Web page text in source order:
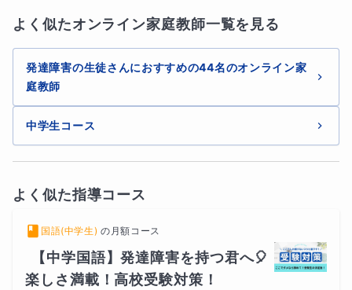
います。
・文章の読み取り
・問題文の読み方の確認
・色分けを使った内容整理
・自分の考えを言葉にする練習
よく似たオンライン家庭教師一覧を見る
発達障害の生徒さんにおすすめの44名のオンライン家
庭教師
中学生コース
よく似た指導コース
国語(中学生) の 月額コース
【中学国語】発達障害を持つ君へ🎈
楽しさ満載！高校受験対策！